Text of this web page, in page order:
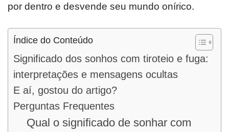
por dentro e desvende seu mundo onírico.
Índice do Conteúdo
Significado dos sonhos com tiroteio e fuga:
interpretações e mensagens ocultas
E aí, gostou do artigo?
Perguntas Frequentes
Qual o significado de sonhar com